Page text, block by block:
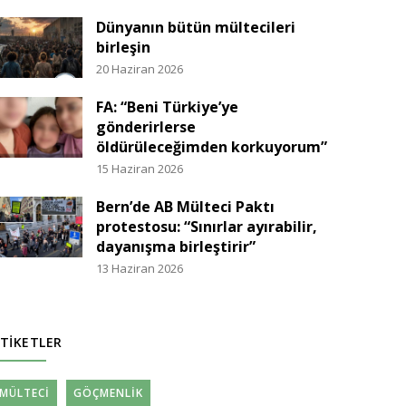
Dünyanın bütün mültecileri
birleşin
20 Haziran 2026
FA: “Beni Türkiye’ye
gönderirlerse
öldürüleceğimden korkuyorum”
15 Haziran 2026
Bern’de AB Mülteci Paktı
protestosu: “Sınırlar ayırabilir,
dayanışma birleştirir”
13 Haziran 2026
MÜLTECI GÖÇMENLIK